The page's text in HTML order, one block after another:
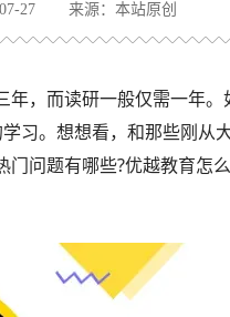
27 来源：本站原创
，而读研一般仅需一年
习。想想看，和那些刚从
门问题有哪些?优越教育怎